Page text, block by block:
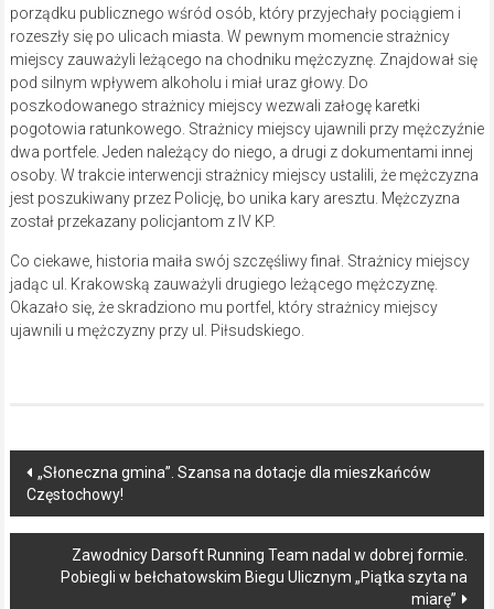
porządku publicznego wśród osób, który przyjechały pociągiem i
rozeszły się po ulicach miasta. W pewnym momencie strażnicy
miejscy zauważyli leżącego na chodniku mężczyznę. Znajdował się
pod silnym wpływem alkoholu i miał uraz głowy. Do
poszkodowanego strażnicy miejscy wezwali załogę karetki
pogotowia ratunkowego. Strażnicy miejscy ujawnili przy mężczyźnie
dwa portfele. Jeden należący do niego, a drugi z dokumentami innej
osoby. W trakcie interwencji strażnicy miejscy ustalili, że mężczyzna
jest poszukiwany przez Policję, bo unika kary aresztu. Mężczyzna
został przekazany policjantom z IV KP.
Co ciekawe, historia maiła swój szczęśliwy finał. Strażnicy miejscy
jadąc ul. Krakowską zauważyli drugiego leżącego mężczyznę.
Okazało się, że skradziono mu portfel, który strażnicy miejscy
ujawnili u mężczyzny przy ul. Piłsudskiego.
Post
navigation
„Słoneczna gmina”. Szansa na dotacje dla mieszkańców
Częstochowy!
Zawodnicy Darsoft Running Team nadal w dobrej formie.
Pobiegli w bełchatowskim Biegu Ulicznym „Piątka szyta na
miarę”